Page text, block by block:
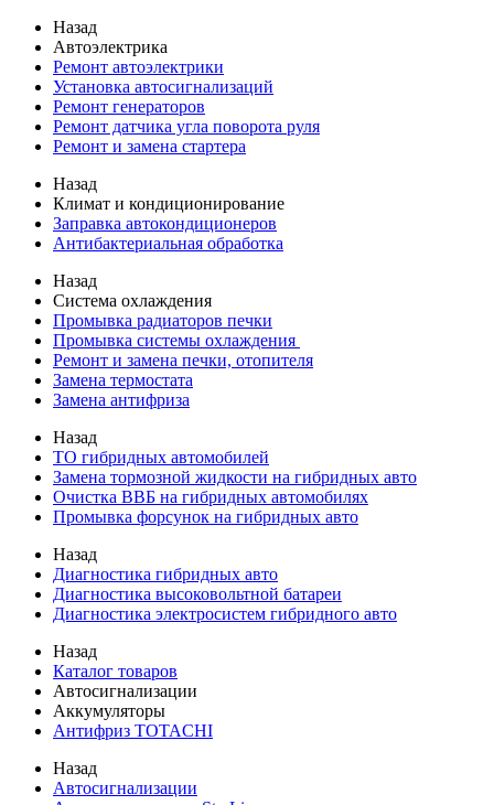
Назад
Автоэлектрика
Ремонт автоэлектрики
Установка автосигнализаций
Ремонт генераторов
Ремонт датчика угла поворота руля
Ремонт и замена стартера
Назад
Климат и кондиционирование
Заправка автокондиционеров
Антибактериальная обработка
Назад
Система охлаждения
Промывка радиаторов печки
Промывка системы охлаждения
Ремонт и замена печки, отопителя
Замена термостата
Замена антифриза
Назад
ТО гибридных автомобилей
Замена тормозной жидкости на гибридных авто
Очистка ВВБ на гибридных автомобилях
Промывка форсунок на гибридных авто
Назад
Диагностика гибридных авто
Диагностика высоковольтной батареи
Диагностика электросистем гибридного авто
Назад
Каталог товаров
Автосигнализации
Аккумуляторы
Антифриз TOTACHI
Назад
Автосигнализации